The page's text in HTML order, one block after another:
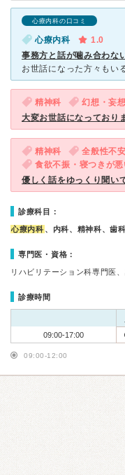
心療内科の口コミ
心療内科
1.0
事務方と話が噛み合わな
精神科 幻想・妄想
大変お世話になっており
精神科
全般性不
食欲不振・寝つきが
優しく話をゆっくり聞い
診療科目：
心療内科 、内科、精神科、歯科
専門医・資格：
リハビリテーション科専門医
診療時間
09:00-17:00
09:00-12:00